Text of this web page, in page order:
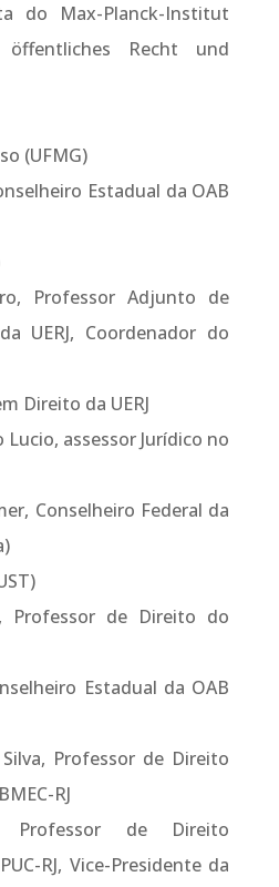
do Max-Planck-Institut
öffentliches Recht und
(UFMG)
Estadual da OAB
Professor Adjunto de
UERJ, Coordenador do
Direito da UERJ
Lucio, assessor Jurídico no
Conselheiro Federal da
Professor de Direito do
Estadual da OAB
Professor de Direito
RJ
Professor de Direito
RJ, Vice-Presidente da